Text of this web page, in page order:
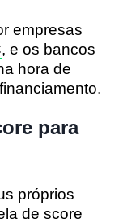
empresas
, e os bancos
hora de
para
próprios
de score